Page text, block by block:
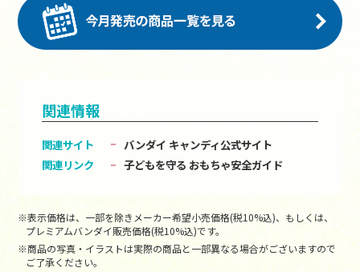
関連情報
関連サイト
バンダイ キャンディ公式サイト
関連リンク
子どもを守る おもちゃ安全ガイド
※表示価格は、一部を除きメーカー希望小売価格(税10%込)、もしくは、
プレミアムバンダイ販売価格(税10%込)です。
※商品の写真・イラストは実際の商品と一部異なる場合がございますので
ご了承ください。